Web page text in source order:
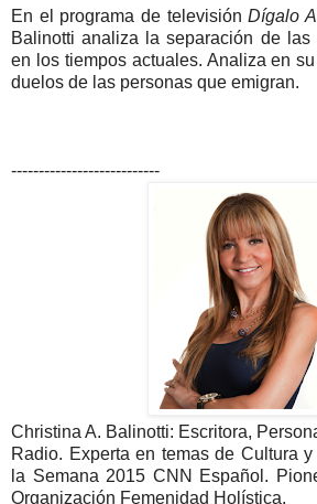
En el programa de televisiónDígalo
Balinotti analiza la separación de
en los tiempos actuales. Analiza en
duelos de las personas que emigran.
---------------------------
Christina A. Balinotti: Escritora,
Radio. Experta en temas de Cultura
la Semana 2015 CNN Español.
Organización Femenidad Holística.